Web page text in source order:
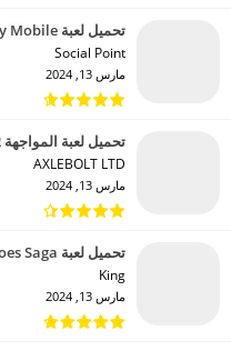
تحميل لعبة Dragon City Mobile مهكرة للاندرويد 2024
Social Point‏
مارس 13, 2024
تحميل لعبة المواجهة 2 مهكرة للاندرويد 2024
AXLEBOLT LTD‏
مارس 13, 2024
تحميل لعبة Farm Heroes Saga مهكرة للاندرويد 2024
King‏
مارس 13, 2024